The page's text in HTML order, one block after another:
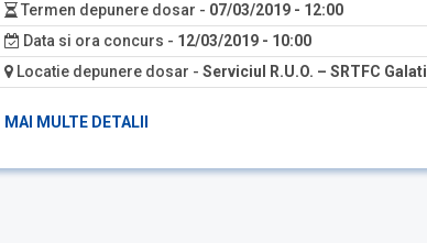
Termen depunere dosar - 07/03/2019 - 12:00
Data si ora concurs - 12/03/2019 - 10:00
Locatie depunere dosar - Serviciul R.U.O. – SRTFC Galati
MAI MULTE DETALII